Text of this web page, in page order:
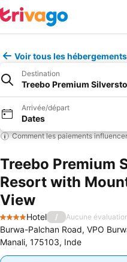
Voir tous les
Destination
Treebo Premium
Arrivée/départ
Dates
Comment les paiements
Treebo Premium
Resort with
View
4 Étoiles
Hotel / Aucune
Burwa-Palchan Road, VPO
Manali, 175103, Inde